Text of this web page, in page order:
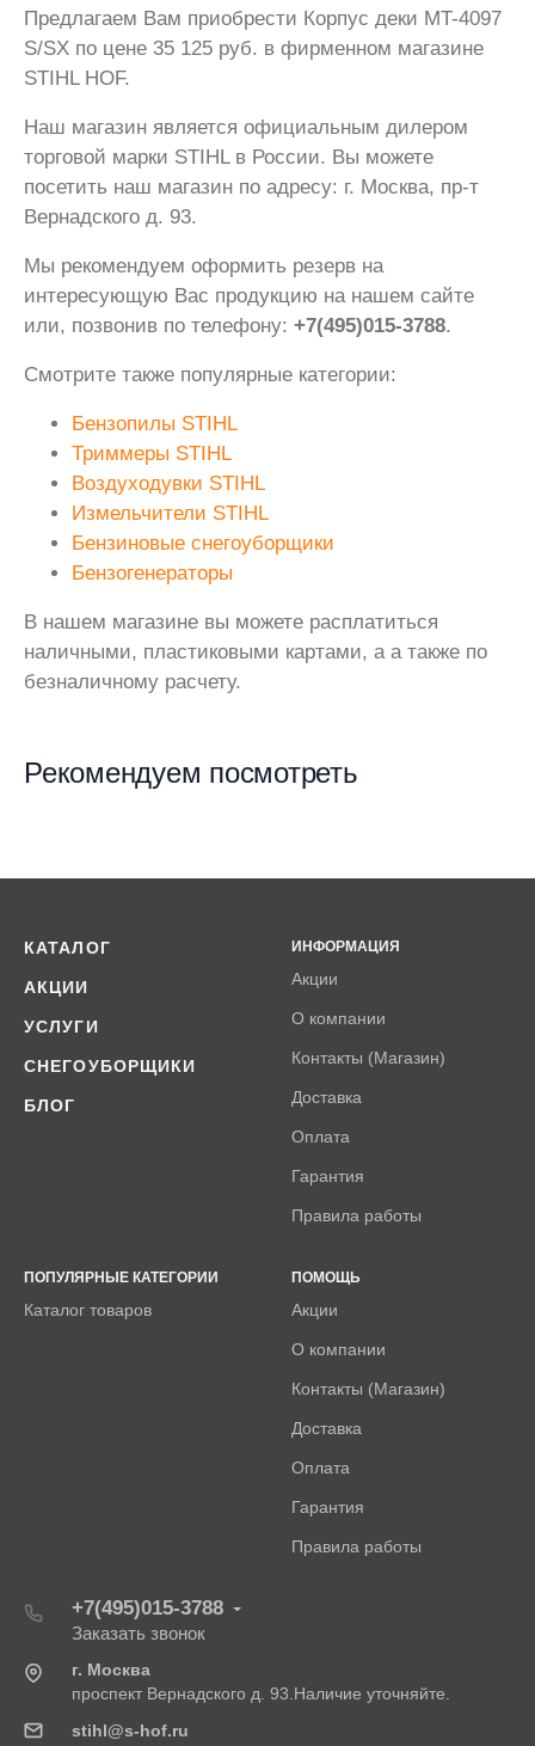
Предлагаем Вам приобрести Корпус деки МT-4097
S/SX по цене 35 125 руб. в фирменном магазине
STIHL HOF.
Наш магазин является официальным дилером
торговой марки STIHL в России. Вы можете
посетить наш магазин по адресу: г. Москва, пр-т
Вернадского д. 93.
Мы рекомендуем оформить резерв на
интересующую Вас продукцию на нашем сайте
или, позвонив по телефону: +7(495)015-3788.
Смотрите также популярные категории:
Бензопилы STIHL
Триммеры STIHL
Воздуходувки STIHL
Измельчители STIHL
Бензиновые снегоуборщики
Бензогенераторы
В нашем магазине вы можете расплатиться
наличными, пластиковыми картами, а а также по
безналичному расчету.
Рекомендуем посмотреть
КАТАЛОГ
АКЦИИ
УСЛУГИ
СНЕГОУБОРЩИКИ
БЛОГ
ИНФОРМАЦИЯ
Акции
О компании
Контакты (Магазин)
Доставка
Оплата
Гарантия
Правила работы
ПОПУЛЯРНЫЕ КАТЕГОРИИ
Каталог товаров
ПОМОЩЬ
Акции
О компании
Контакты (Магазин)
Доставка
Оплата
Гарантия
Правила работы
+7(495)015-3788
Заказать звонок
г. Москва
проспект Вернадского д. 93.Наличие уточняйте.
stihl@s-hof.ru